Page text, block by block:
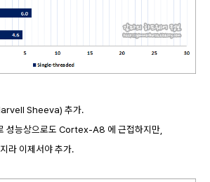
Sheeva) 추가.
성능상으로도 Cortex-A8 에 근접하지만,
라 이제서야 추가.